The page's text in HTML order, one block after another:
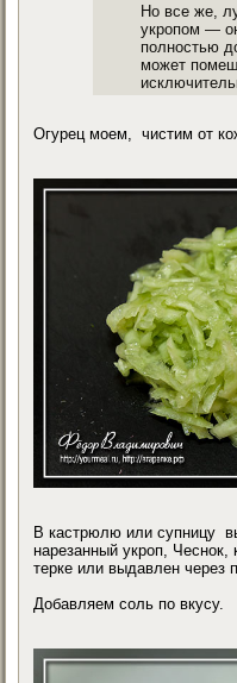
Но все же,
укропом —
полностью
может
Огурец моем, чистим от
В кастрюлю или супницу
нарезанный укроп, Чеснок,
терке или выдавлен через
Добавляем соль по вкусу.